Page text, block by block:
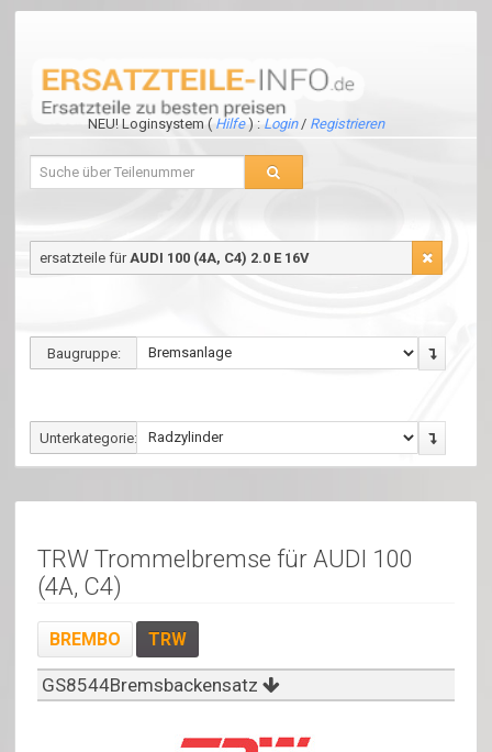
NEU! Loginsystem ( Hilfe) : Login/ Registrieren
ersatzteile für AUDI 100 (4A, C4) 2.0 E 16V
Baugruppe:
Unterkategorie:
TRW Trommelbremse für AUDI 100
(4A, C4)
BREMBO TRW
GS8544Bremsbackensatz